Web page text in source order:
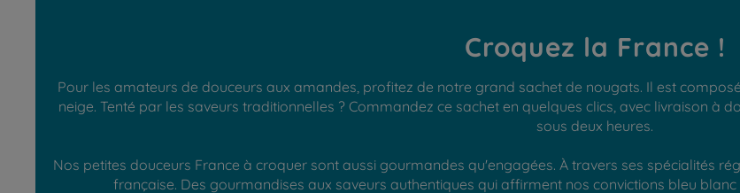
Croquez la France !
Pour les amateurs de douceurs aux amandes, profitez de notre grand sachet de nougats. Il est
neige. Tenté par les saveurs traditionnelles ? Commandez ce sachet en quelques clics, avec livraison à
sous deux heures.
Nos petites douceurs France à croquer sont aussi gourmandes qu'engagées. À travers ses spécialités
française. Des gourmandises aux saveurs authentiques qui affirment nos convictions bleu blanc